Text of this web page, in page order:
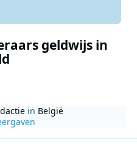
geldwijs in
in België